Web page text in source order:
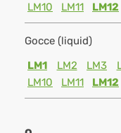
LM10
LM11 LM12
Gocce (liquid)
LM1
LM2 LM3
LM10
LM11 LM12